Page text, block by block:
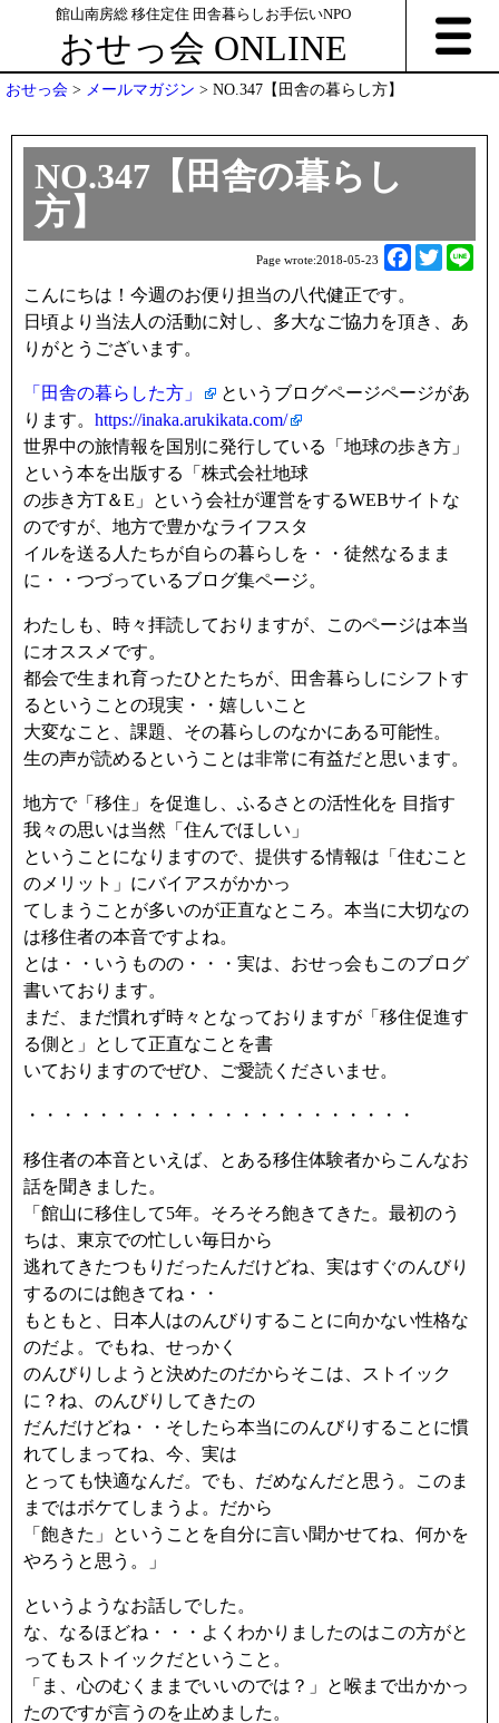
館山南房総 移住定住 田舎暮らしお手伝いNPO
おせっ会 ONLINE
おせっ会 > メールマガジン > NO.347【田舎の暮らし方】
NO.347【田舎の暮らし
方】
Page wrote:2018-05-23
F
c
o
k
T
e
こんにちは！今週のお便り担当の八代健正です。
日頃より当法人の活動に対し、多大なご協力を頂き、あ
りがとうございます。
「田舎の暮らした方」
というブログページページがあ
ります。 https://inaka.arukikata.com/
世界中の旅情報を国別に発行している「地球の歩き方」
という本を出版する「株式会社地球
の歩き方T＆E」という会社が運営をするWEBサイトな
のですが、地方で豊かなライフスタ
イルを送る人たちが自らの暮らしを・・徒然なるまま
に・・つづっているブログ集ページ。
わたしも、時々拝読しておりますが、このページは本当
にオススメです。
都会で生まれ育ったひとたちが、田舎暮らしにシフトす
るということの現実・・嬉しいこと
大変なこと、課題、その暮らしのなかにある可能性。
生の声が読めるということは非常に有益だと思います。
地方で「移住」を促進し、ふるさとの活性化を 目指す
我々の思いは当然「住んでほしい」
ということになりますので、提供する情報は「住むこと
のメリット」にバイアスがかかっ
てしまうことが多いのが正直なところ。本当に大切なの
は移住者の本音ですよね。
とは・・いうものの・・・実は、おせっ会もこのブログ
書いております。
まだ、まだ慣れず時々となっておりますが「移住促進す
る側と」として正直なことを書
いておりますのでぜひ、ご愛読くださいませ。
・・・・・・・・・・・・・・・・・・・・・・
移住者の本音といえば、とある移住体験者からこんなお
話を聞きました。
「館山に移住して5年。そろそろ飽きてきた。最初のう
ちは、東京での忙しい毎日から
逃れてきたつもりだったんだけどね、実はすぐのんびり
するのには飽きてね・・
もともと、日本人はのんびりすることに向かない性格な
のだよ。でもね、せっかく
のんびりしようと決めたのだからそこは、ストイック
に？ね、のんびりしてきたの
だんだけどね・・そしたら本当にのんびりすることに慣
れてしまってね、今、実は
とっても快適なんだ。でも、だめなんだと思う。このま
まではボケてしまうよ。だから
「飽きた」ということを自分に言い聞かせてね、何かを
やろうと思う。」
というようなお話しでした。
な、なるほどね・・・よくわかりましたのはこの方がと
ってもストイックだということ。
「ま、心のむくままでいいのでは？」と喉まで出かかっ
たのですが言うのを止めました。